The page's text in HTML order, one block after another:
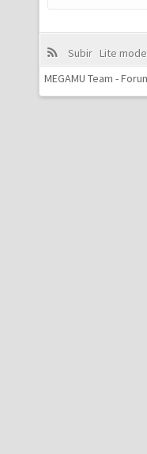
Subir Lite mode
MEGAMU Team -